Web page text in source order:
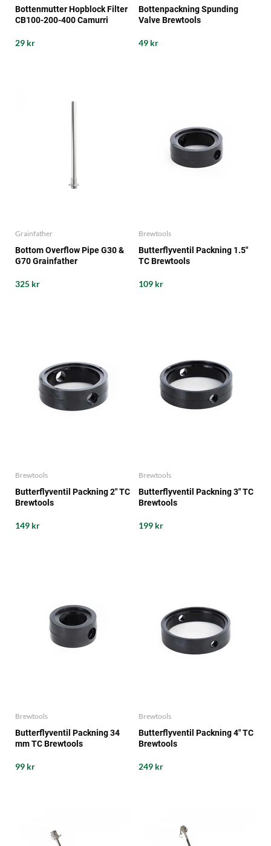
Bottenmutter Hopblock Filter
CB100-200-400 Camurri
29 kr
Bottenpackning Spunding
Valve Brewtools
49 kr
Grainfather
Bottom Overflow Pipe G30 &
G70 Grainfather
325 kr
Brewtools
Butterflyventil Packning 1.5"
TC Brewtools
109 kr
Brewtools
Butterflyventil Packning 2" TC
Brewtools
149 kr
Brewtools
Butterflyventil Packning 3" TC
Brewtools
199 kr
Brewtools
Butterflyventil Packning 34
mm TC Brewtools
99 kr
Brewtools
Butterflyventil Packning 4" TC
Brewtools
249 kr